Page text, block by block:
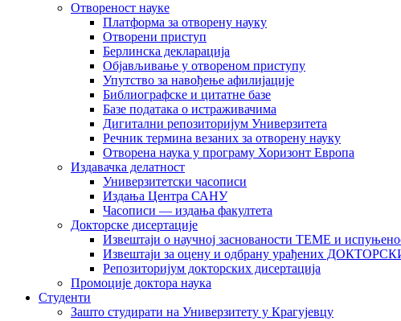
Отвореност науке
Платформа за отворену науку
Отворени приступ
Берлинска декларација
Објављивање у отвореном приступу
Упутство за навођење афилијације
Библиографске и цитатне базе
Базе података о истраживачима
Дигитални репозиторијум Универзитета
Рeчник термина везаних за отворену науку
Отворена наука у програму Хоризонт Европа
Издавачка делатност
Универзитетски часописи
Издања Центра САНУ
Часописи — издања факултета
Докторске дисертације
Извештаји о научној заснованости ТЕМЕ и
Извештаји за оцену и одбрану урађених
Репозиторијум докторских дисертација
Промоције доктора наука
Студенти
Зашто студирати на Универзитету у Крагујевцу